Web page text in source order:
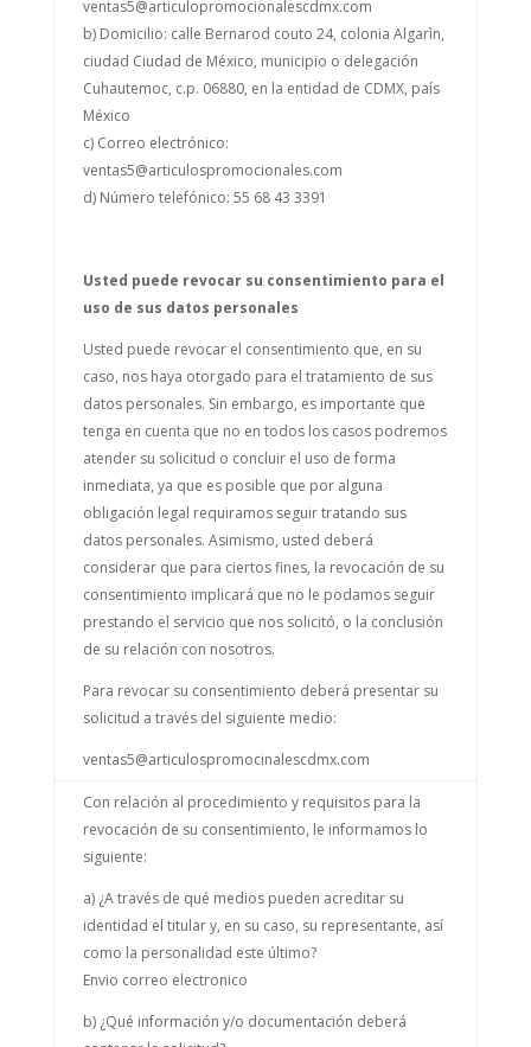
ventas5@articulopromocionalescdmx.com
b) Domicilio: calle Bernarod couto 24, colonia Algarìn,
ciudad Ciudad de México, municipio o delegación
Cuhautemoc, c.p. 06880, en la entidad de CDMX, país
México
c) Correo electrónico:
ventas5@articulospromocionales.com
d) Número telefónico: 55 68 43 3391
Usted puede revocar su consentimiento para el
uso de sus datos personales
Usted puede revocar el consentimiento que, en su
caso, nos haya otorgado para el tratamiento de sus
datos personales. Sin embargo, es importante que
tenga en cuenta que no en todos los casos podremos
atender su solicitud o concluir el uso de forma
inmediata, ya que es posible que por alguna
obligación legal requiramos seguir tratando sus
datos personales. Asimismo, usted deberá
considerar que para ciertos fines, la revocación de su
consentimiento implicará que no le podamos seguir
prestando el servicio que nos solicitó, o la conclusión
de su relación con nosotros.
Para revocar su consentimiento deberá presentar su
solicitud a través del siguiente medio:
ventas5@articulospromocinalescdmx.com
Con relación al procedimiento y requisitos para la
revocación de su consentimiento, le informamos lo
siguiente:
a) ¿A través de qué medios pueden acreditar su
identidad el titular y, en su caso, su representante, así
como la personalidad este último?
Envio correo electronico
b) ¿Qué información y/o documentación deberá